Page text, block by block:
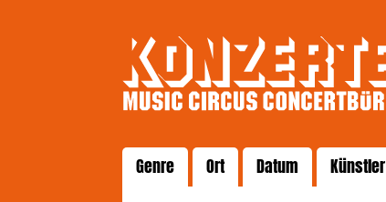
Genre Ort Datum Künstler